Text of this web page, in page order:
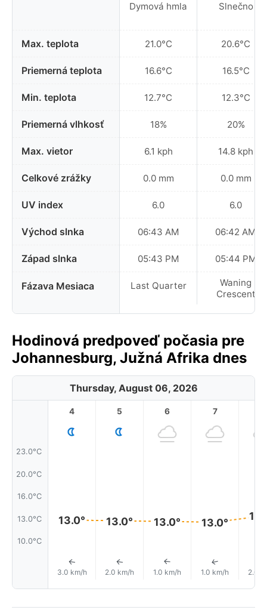
Max. teplota
Priemerná teplota
Min. teplota
Priemerná vlhkosť
Max. vietor
Celkové zrážky
UV index
Východ slnka
Západ slnka
Fázava Mesiaca
Dymová hmla
21.0°C
16.6°C
12.7°C
18%
6.1 kph
0.0 mm
6.0
06:43 AM
05:43 PM
Last Quarter
Slnečno
20.6°C
16.5°C
12.3°C
20%
14.8 kph
0.0 mm
6.0
06:42 AM
05:44 PM
Waning
Crescent
Hodinová predpoveď počasia pre
Johannesburg, Južná Afrika dnes
Thursday, August 06, 2026
23.0°C
20.0°C
16.0°C
13.0°C
10.0°C
4
13.0°
↑
3.0 km/h
5
13.0°
↑
2.0 km/h
6
13.0°
↑
1.0 km/h
7
13.0°
↑
1.0 km/h 2.0